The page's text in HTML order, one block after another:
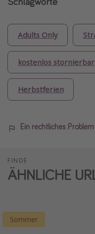
Adults Only
kostenlos stornierbar
Herbstferien
Ein rechtliches
FINDE
ÄHNLICHE
Sommer